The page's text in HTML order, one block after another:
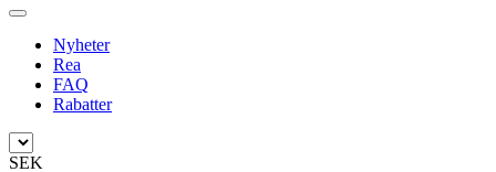
Nyheter
Rea
FAQ
Rabatter
SEK